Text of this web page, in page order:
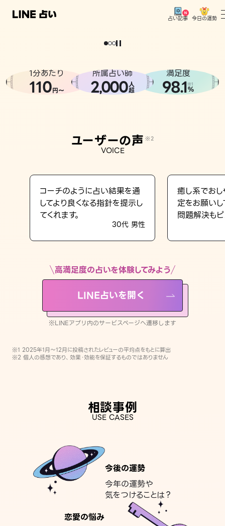
占い記事 今日の運勢
相談事例
LINE占いを開く
※LINEアプリ内のサービスページへ遷移します
どうせなら
。
1分あたり
110円〜
所属占い師
2,000人
超
満足度
98.1※1
%
ユーザーの声 ※2
VOICE
コーチのように占い結果を通
してより良くなる指針を提示し
てくれます。
30代 男性
癒し系でおし
定をお願い
問題解決もピ
高満足度の占いを体験してみよう
LINE占いを開く
※LINEアプリ内のサービスページへ遷移します
※1 2025年1月〜12月に投稿されたレビューの平均点をもとに算出
※2 個人の感想であり、効果・効能を保証するものではありません
相談事例
USE CASES
今後の運勢
今年の運勢や
気をつけることは？
恋愛の悩み